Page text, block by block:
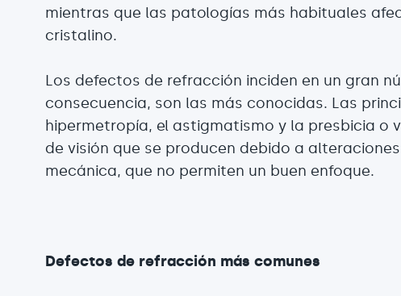
mientras que las patologías más habituales
cristalino.
Los defectos de refracción inciden en un gran
consecuencia, son las más conocidas. Las
hipermetropía, el astigmatismo y la presbicia o
de visión que se producen debido a
mecánica, que no permiten un buen enfoque.
Defectos de refracción más comunes